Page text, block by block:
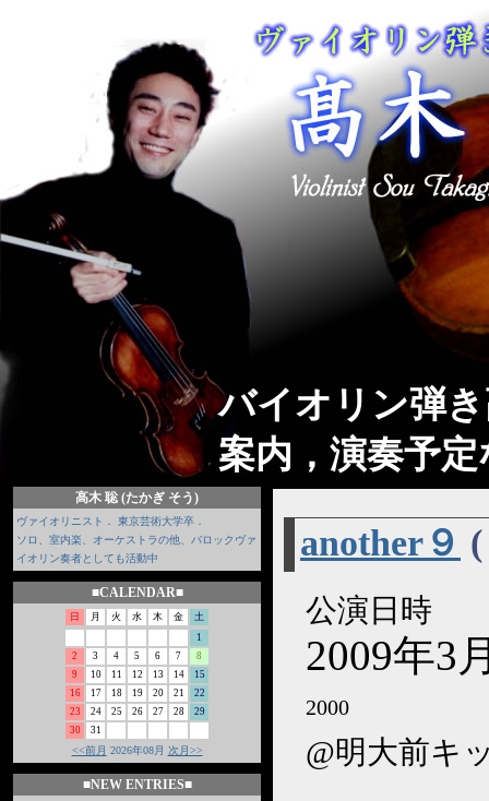
バイオリン弾
案内，演奏予
高木 聡 (たかぎ そう)
ヴァイオリニスト． 東京芸術大学卒．
ソロ、室内楽、オーケストラの他、バロックヴァ
イオリン奏者としても活動中
■CALENDAR■
日 月 火 水 木 金
土
1
2
3 4 5 6 7
8
9
10 11 12 13 14
15
16
17 18 19 20 21
22
23
24 25 26 27 28
29
30
31
<<前月 2026年08月 次月>>
■NEW ENTRIES■
another９
公演日時
2009年3
2000
@明大前キ